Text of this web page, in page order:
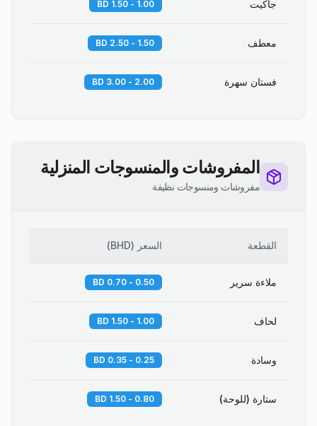
جاكيت 1.00 - 1.50 BD
معطف 1.50 - 2.50 BD
فستان سهرة 2.00 - 3.00 BD
المفروشات والمنسوجات المنزلية
مفروشات ومنسوجات نظيفة
القطعة السعر (
BHD
)
ملاءة سرير 0.50 - 0.70 BD
لحاف 1.00 - 1.50 BD
وسادة 0.25 - 0.35 BD
ستارة (للوحة) 0.80 - 1.50 BD